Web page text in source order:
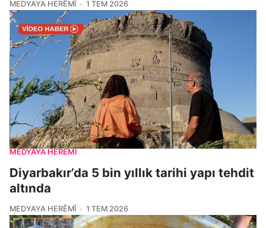
MEDYAYA HERÊMÎ 1 TEM 2026
MEDYAYA HERÊMÎ
Diyarbakır’da 5 bin yıllık tarihi yapı tehdit
altında
MEDYAYA HERÊMÎ 1 TEM 2026